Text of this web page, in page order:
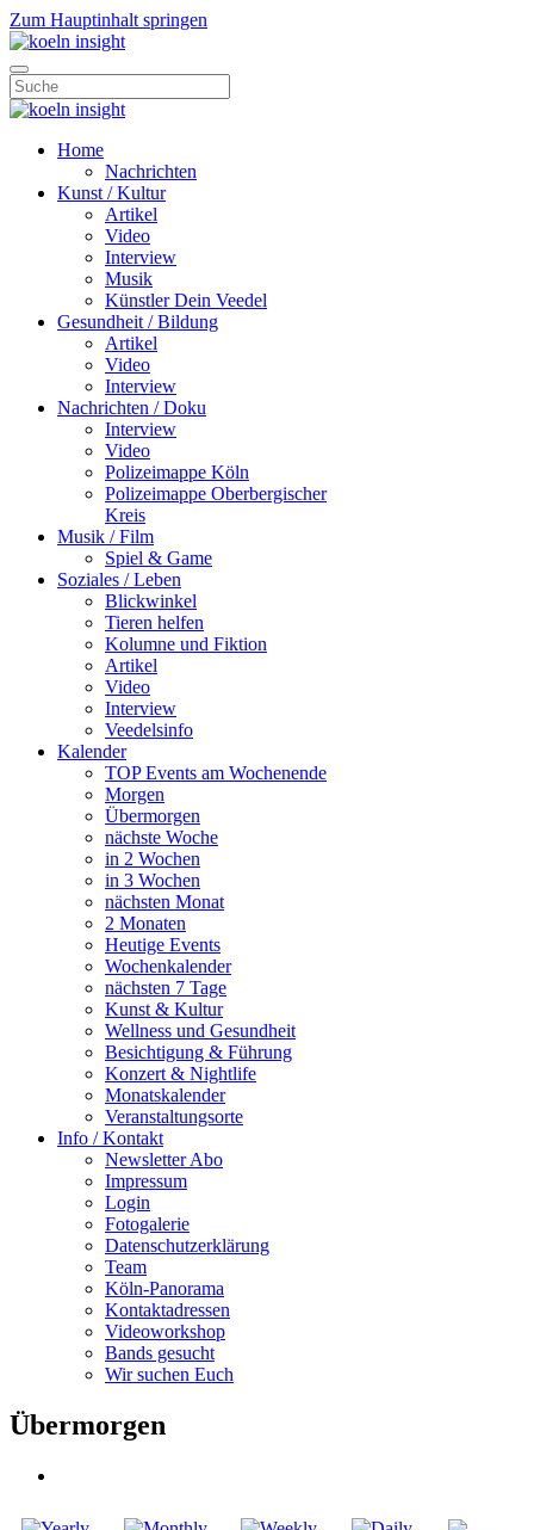
Zum Hauptinhalt springen
Home
Nachrichten
Kunst / Kultur
Artikel
Video
Interview
Musik
Künstler Dein Veedel
Gesundheit / Bildung
Artikel
Video
Interview
Nachrichten / Doku
Interview
Video
Polizeimappe Köln
Polizeimappe Oberbergischer
Kreis
Musik / Film
Spiel & Game
Soziales / Leben
Blickwinkel
Tieren helfen
Kolumne und Fiktion
Artikel
Video
Interview
Veedelsinfo
Kalender
TOP Events am Wochenende
Morgen
Übermorgen
nächste Woche
in 2 Wochen
in 3 Wochen
nächsten Monat
2 Monaten
Heutige Events
Wochenkalender
nächsten 7 Tage
Kunst & Kultur
Wellness und Gesundheit
Besichtigung & Führung
Konzert & Nightlife
Monatskalender
Veranstaltungsorte
Info / Kontakt
Newsletter Abo
Impressum
Login
Fotogalerie
Datenschutzerklärung
Team
Köln-Panorama
Kontaktadressen
Videoworkshop
Bands gesucht
Wir suchen Euch
Übermorgen